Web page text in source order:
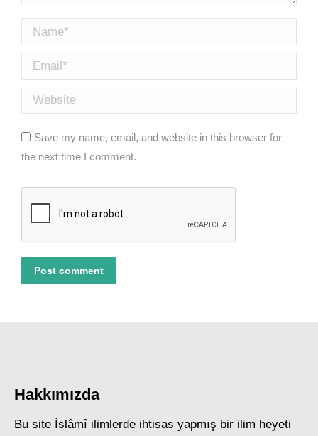
Name *
Email *
Website
Save my name, email, and website in this browser for
the next time I comment.
Post comment
Hakkımızda
Bu site İslâmî ilimlerde ihtisas yapmış bir ilim heyeti